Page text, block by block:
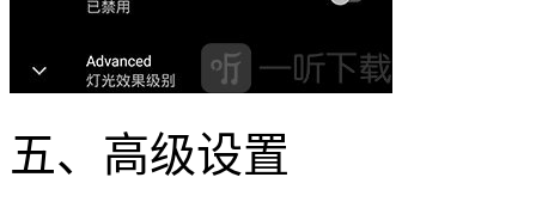
五、高级设置